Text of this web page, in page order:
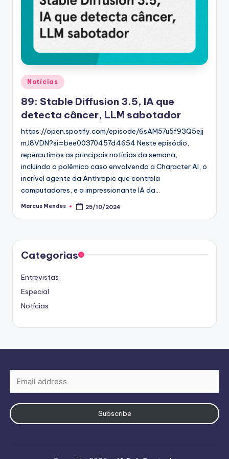
Posted
in
Notícias
89: Stable Diffusion 3.5, IA que
detecta câncer, LLM sabotador
https://open.spotify.com/episode/6sAM57u5f93Q5ejj
mJ8VDN?si=bee00370457d4654 Neste episódio,
repercutimos as principais notícias da semana,
incluindo o polêmico caso envolvendo a Character AI, o
incrível agente da Anthropic que controla
computadores, e a impressionante IA da…
Posted
Marcus Mendes 25/10/2024
Categorias
Entrevistas
Especial
Notícias
Subscribe